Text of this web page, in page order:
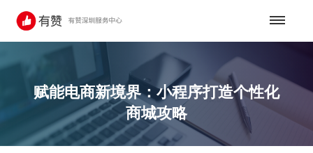
赋能电商新境界：小程序打造个性化
商城攻略